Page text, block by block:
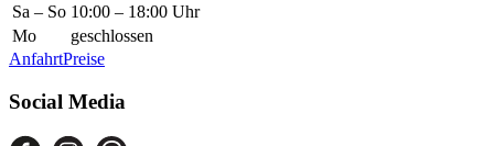
Sa – So 10:00 – 18:00 Uhr
Mo
geschlossen
AnfahrtPreise
Social Media